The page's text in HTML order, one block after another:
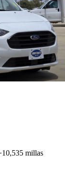
10,535 millas